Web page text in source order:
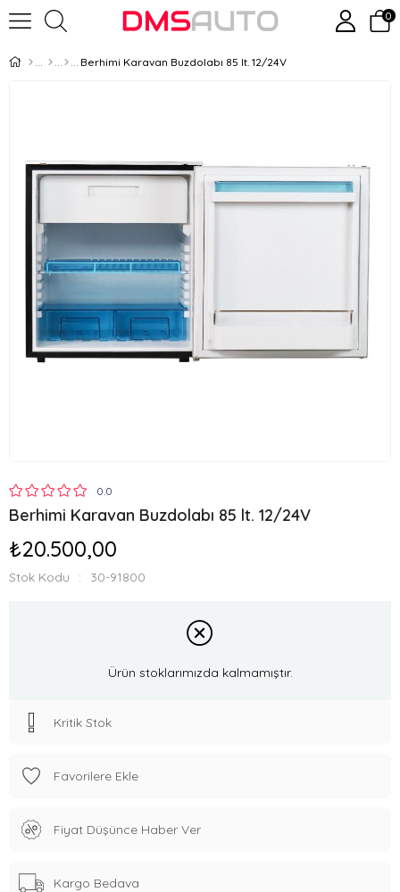
0
Berhimi Karavan Buzdolabı 85 lt. 12/24V
0.0
Berhimi Karavan Buzdolabı 85 lt. 12/24V
₺20.500,00
Stok Kodu 30-91800
Ürün stoklarımızda kalmamıştır.
Kritik Stok
Favorilere Ekle
Fiyat Düşünce Haber Ver
Kargo Bedava